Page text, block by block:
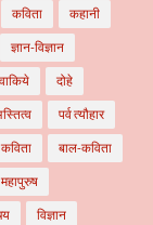
कविता कहानी
ज्ञान-विज्ञान
दोहे
पर्व त्यौहार
बाल-कविता
महापुरुष
विज्ञान